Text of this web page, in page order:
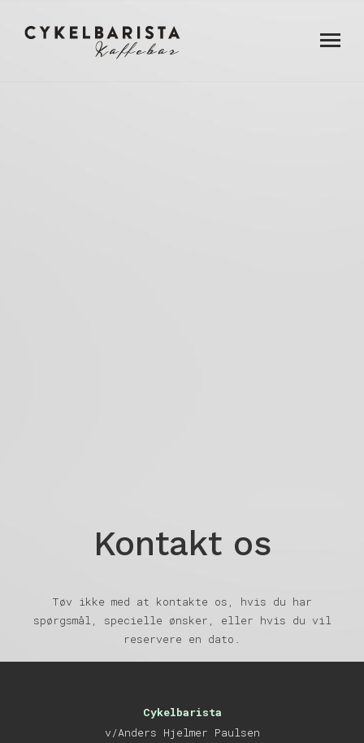
Kontakt os
Tøv ikke med at kontakte os, hvis du har
spørgsmål, specielle ønsker, eller hvis du vil
reservere en dato.
Cykelbarista
v/Anders Hjelmer Paulsen